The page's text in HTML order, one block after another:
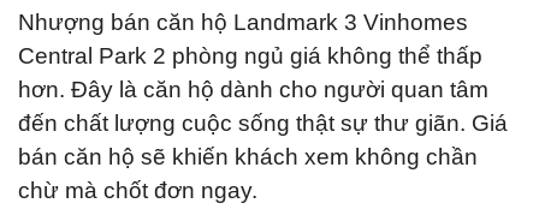
Nhượng bán căn hộ Landmark 3 Vinhomes
Central Park 2 phòng ngủ giá không thể thấp
hơn. Đây là căn hộ dành cho người quan tâm
đến chất lượng cuộc sống thật sự thư giãn. Giá
bán căn hộ sẽ khiến khách xem không chần
chừ mà chốt đơn ngay.